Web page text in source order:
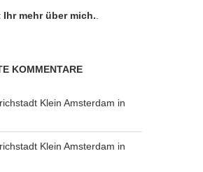
Ihr mehr über mich..
KOMMENTARE
Klein Amsterdam in
Klein Amsterdam in